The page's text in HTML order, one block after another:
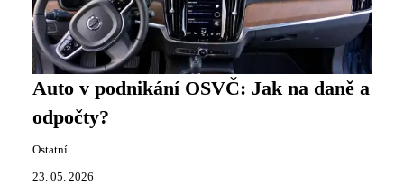
Auto v podnikání OSVČ: Jak na daně a
odpočty?
Ostatní
23. 05. 2026